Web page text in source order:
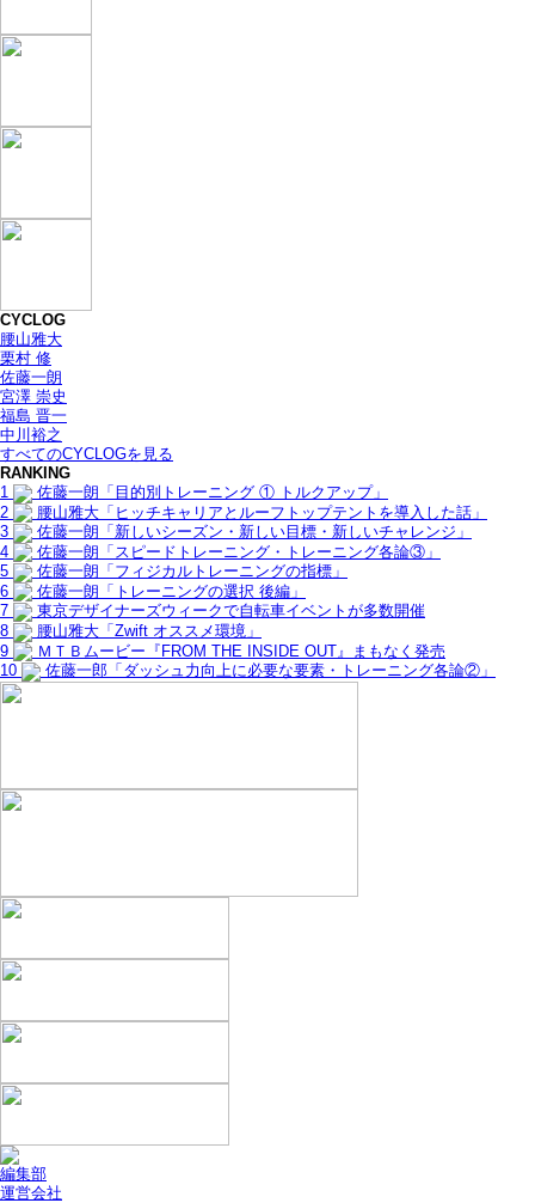
CYCLOG
腰山雅大
栗村 修
佐藤一朗
宮澤 崇史
福島 晋一
中川裕之
すべてのCYCLOGを見る
RANKING
1
佐藤一朗「目的別トレーニング ① トルクアップ」
2
腰山雅大「ヒッチキャリアとルーフトップテントを導入した話」
3
佐藤一朗「新しいシーズン・新しい目標・新しいチャレンジ」
4
佐藤一朗「スピードトレーニング・トレーニング各論③」
5
佐藤一朗「フィジカルトレーニングの指標」
6
佐藤一朗「トレーニングの選択 後編」
7
東京デザイナーズウィークで自転車イベントが多数開催
8
腰山雅大「Zwift オススメ環境」
9
ＭＴＢムービー『FROM THE INSIDE OUT』まもなく発売
10
佐藤一郎「ダッシュ力向上に必要な要素・トレーニング各論②」
編集部
運営会社